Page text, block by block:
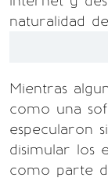
naturalidad
Mientras
como una
especularon
disimular los
como parte